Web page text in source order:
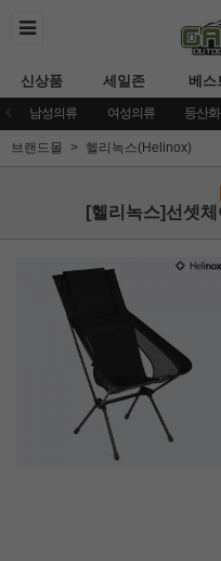
신상품 세일존 베스
남성의류 여성의류 등산화
브랜드몰 헬리녹스(Helinox)
[헬리녹스]선셋